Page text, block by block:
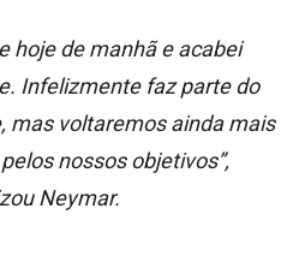
hoje de manhã e acabei
Infelizmente faz parte do
mas voltaremos ainda mais
nossos objetivos”,
Neymar.